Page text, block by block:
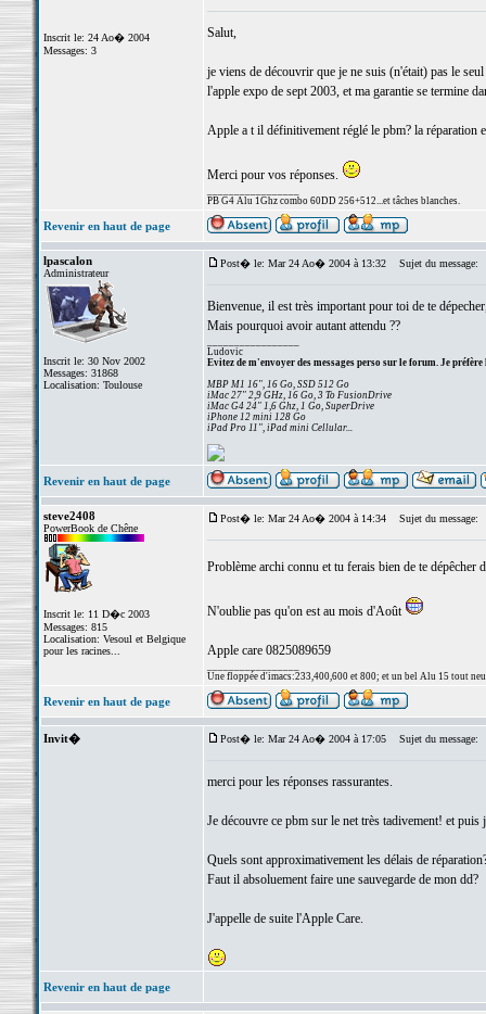
Inscrit le: 24 Ao� 2004
Messages: 3
Salut,
je viens de découvrir que je ne suis (n'était) pas le
l'apple expo de sept 2003, et ma garantie se termine
Apple a t il définitivement réglé le pbm? la réparation
Merci pour vos réponses.
PB G4 Alu 1Ghz combo 60DD 256+512...et tâches blanches.
Revenir en haut de page
lpascalon
Administrateur
Inscrit le: 30 Nov 2002
Messages: 31868
Localisation: Toulouse
Post� le: Mar 24 Ao� 2004 à 13:32 Sujet du message:
Bienvenue, il est très important pour toi de te
Mais pourquoi avoir autant attendu ??
Ludovic
Evitez de m'envoyer des messages perso sur le forum. Je préfère
MBP M1 16", 16 Go, SSD 512 Go
iMac 27" 2,9 GHz, 16 Go, 3 To FusionDrive
iMac G4 24" 1,6 Ghz, 1 Go, SuperDrive
iPhone 12 mini 128 Go
iPad Pro 11", iPad mini Cellular...
Revenir en haut de page
steve2408
PowerBook de Chêne
Inscrit le: 11 D�c 2003
Messages: 815
Localisation: Vesoul et Belgique
pour les racines...
Post� le: Mar 24 Ao� 2004 à 14:34 Sujet du message:
Problème archi connu et tu ferais bien de te dépêcher
N'oublie pas qu'on est au mois d'Août
Apple care 0825089659
Une floppée d'imacs:233,400,600 et 800; et un bel Alu 15 tout
Revenir en haut de page
Invit� Post� le: Mar 24 Ao� 2004 à 17:05 Sujet du message:
merci pour les réponses rassurantes.
Je découvre ce pbm sur le net très tadivement! et
Quels sont approximativement les délais de
Faut il absoluement faire une sauvegarde de mon dd?
J'appelle de suite l'Apple Care.
Revenir en haut de page